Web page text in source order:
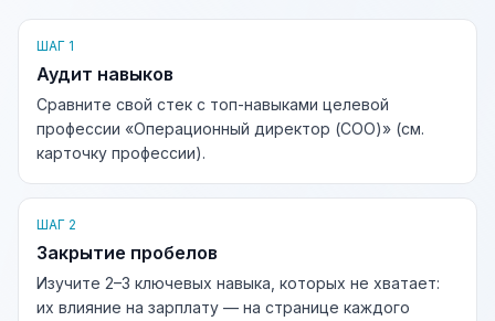
ШАГ 1
Аудит навыков
Сравните свой стек с топ-навыками целевой
профессии «Операционный директор (COO)» (см.
карточку профессии).
ШАГ 2
Закрытие пробелов
Изучите 2–3 ключевых навыка, которых не хватает:
их влияние на зарплату — на странице каждого